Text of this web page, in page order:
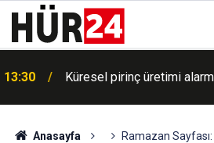
13:30 Küresel pirinç üretimi
Anasayfa Ramazan